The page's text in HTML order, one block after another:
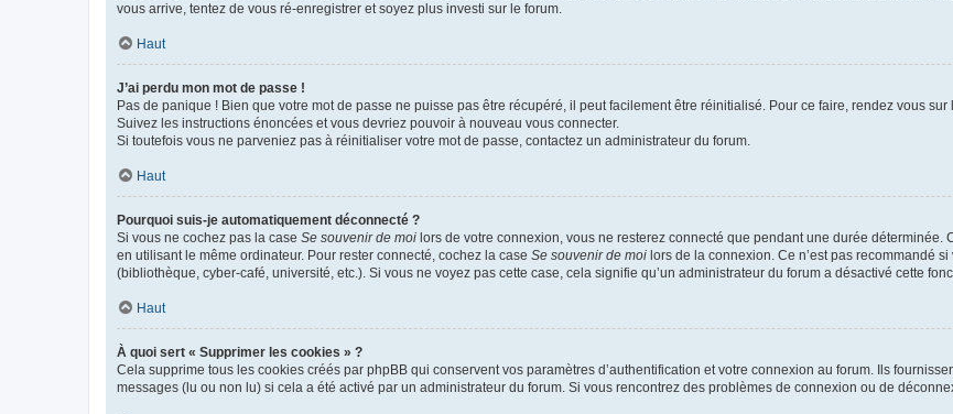
vous arrive, tentez de vous ré-enregistrer et soyez plus investi sur le forum.
Haut
J’ai perdu mon mot de passe !
Pas de panique ! Bien que votre mot de passe ne puisse pas être récupéré, il peut facilement être réinitialisé. Pour ce faire, rendez vous
Suivez les instructions énoncées et vous devriez pouvoir à nouveau vous connecter.
Si toutefois vous ne parveniez pas à réinitialiser votre mot de passe, contactez un administrateur du forum.
Haut
Pourquoi suis-je automatiquement déconnecté ?
Si vous ne cochez pas la case Se souvenir de moi lors de votre connexion, vous ne resterez connecté que pendant une durée déterminée.
en utilisant le même ordinateur. Pour rester connecté, cochez la case Se souvenir de moi lors de la connexion. Ce n’est pas recommandé
(bibliothèque, cyber-café, université, etc.). Si vous ne voyez pas cette case, cela signifie qu’un administrateur du forum a désactivé cette
Haut
À quoi sert « Supprimer les cookies » ?
Cela supprime tous les cookies créés par phpBB qui conservent vos paramètres d’authentification et votre connexion au forum. Ils
messages (lu ou non lu) si cela a été activé par un administrateur du forum. Si vous rencontrez des problèmes de connexion ou de